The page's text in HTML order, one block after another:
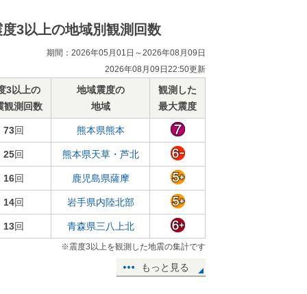
度3以上の地域別観測回数
期間：2026年05月01日～2026年08月09日
2026年08月09日22:50更新
3以上の
観測回数
地域震度の
地域
観測した
最大震度
73回 熊本県熊本
25回 熊本県天草・芦北
16回 鹿児島県薩摩
14回 岩手県内陸北部
13回 青森県三八上北
※震度3以上を観測した地震の集計です
もっと見る